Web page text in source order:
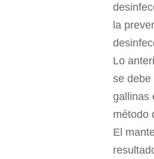
la
Lo
se debe
gallinas
método
El